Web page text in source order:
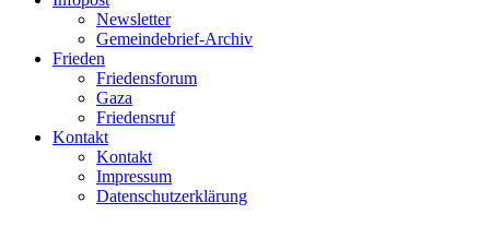
Newsletter
Gemeindebrief-Archiv
Frieden
Friedensforum
Gaza
Friedensruf
Kontakt
Kontakt
Impressum
Datenschutzerklärung